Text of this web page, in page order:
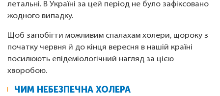
летальні. В Україні за цей період не було зафіксовано
жодного випадку.
Щоб запобігти можливим спалахам холери, щороку з
початку червня й до кінця вересня в нашій країні
посилюють епідеміологічний нагляд за цією
хворобою.
ЧИМ НЕБЕЗПЕЧНА ХОЛЕРА